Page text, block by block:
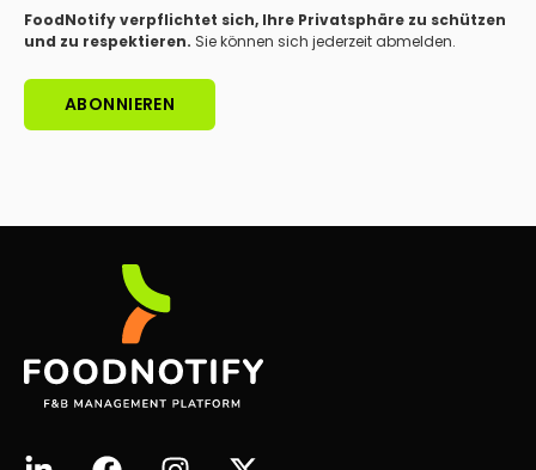
FoodNotify verpflichtet sich, Ihre Privatsphäre zu schützen
und zu respektieren. Sie können sich jederzeit abmelden.